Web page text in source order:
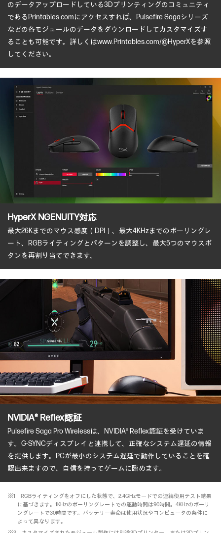
のデータアップロードしている3Dプリンティングのコミュニティ
であるPrintables.comにアクセスすれば、Pulsefire Sagaシリーズ
などの各モジュールのデータをダウンロードしてカスタマイズす
ることも可能です。詳しくはwww.Printables.com/@HyperXを参照
してください。
HyperX NGENUITY対応
最大26Kまでのマウス感度（DPI）、最大4KHzまでのポーリングレ
ート、RGBライティングとパターンを調整し、最大5つのマウスボ
タンを再割り当てできます。
NVIDIA®️ Reflex認証
Pulsefire Saga Pro Wirelessは、NVIDIA®️ Reflex認証を受けていま
す。G-SYNCディスプレイと連携して、正確なシステム遅延の情報
を提供します。PCが最小のシステム遅延で動作していることを確
認出来ますので、自信を持ってゲームに臨めます。
※1 RGBライティングをオフにした状態で、2.4GHzモードでの連続使用テスト結果
に基づきます。1KHzのポーリングレートでの駆動時間は90時間。4KHzのポーリ
ングレートで30時間です。バッテリー寿命は使用状況やコンピュータの条件に
よって異なります。